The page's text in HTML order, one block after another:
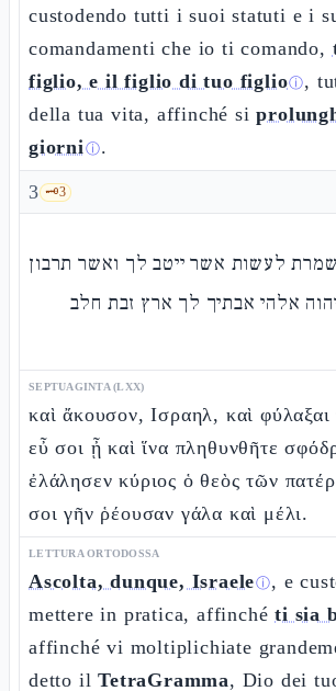
custodendo tutti i suoi statuti e i
comandamenti che io ti comando,
figlio, e il figlio di tuo figlioⓘ,
della tua vita, affinché si
giorniⓘ.
3 🗝️3
לעשות אשר ייטב לך ואשר תרבון
אלהי אבתיך לך ארץ זבת חלב
SEPTUAGINTA (LXX)
καὶ ἄκουσον, Ισραηλ, καὶ φύλαξαι
εὖ σοι ᾖ καὶ ἵνα πληθυνθῆτε
ἐλάλησεν κύριος ὁ θεὸς τῶν
σοι γῆν ῥέουσαν γάλα καὶ μέλι.
LETTURA ORTODOSSA
Ascolta, dunque, Israeleⓘ, e
mettere in pratica, affinchéti sia
affinché vi moltiplichiate
detto ilTetraGramma, Dio dei